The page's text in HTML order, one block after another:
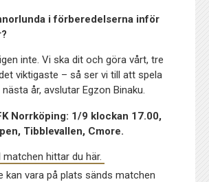
i förberedelserna inför
inte. Vi ska dit och göra vårt, tre
viktigaste – så ser vi till att spela
år, avslutar Egzon Binaku.
Norrköping: 1/9 klockan 17.00,
Tibblevallen, Cmore.
matchen hittar du här.
kan vara på plats sänds matchen